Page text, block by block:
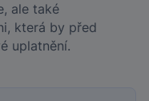
ale také
která by před
uplatnění.